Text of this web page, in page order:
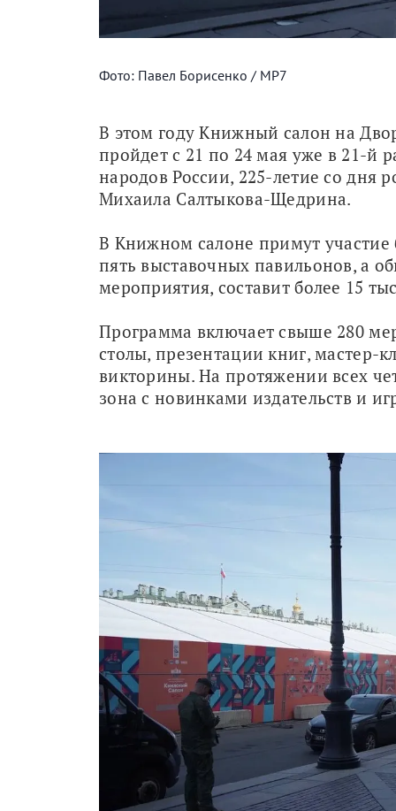
Фото: Павел Борисенко / МР7
В этом году Книжный салон на
пройдет с 21 по 24 мая уже в 21-й
народов России, 225-летие со дня
Михаила Салтыкова-Щедрина.
В Книжном салоне примут участие
пять выставочных павильонов, а
мероприятия, составит более 15
Программа включает свыше 280
столы, презентации книг, мастер-
викторины. На протяжении всех
зона с новинками издательств и